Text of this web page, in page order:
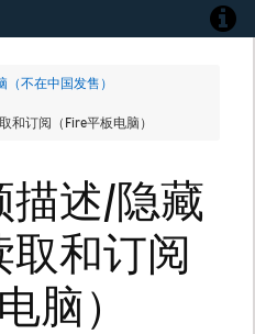
（不在中国发售）
和订阅（Fire平板电脑）
描述/隐藏
和订阅
脑）